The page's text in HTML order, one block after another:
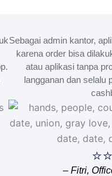
Sebagai admin kantor,
karena order bisa
atau aplikasi tanpa
langganan dan selalu
– Fitri,